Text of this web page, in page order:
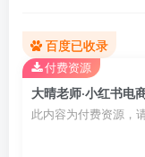
百度已收录
大晴老师·小红书电
此内容为付费资源，
付费资源登录
没有账号？